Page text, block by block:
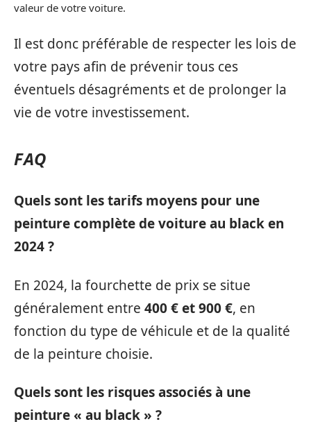
valeur de votre voiture.
Il est donc préférable de respecter les lois de
votre pays afin de prévenir tous ces
éventuels désagréments et de prolonger la
vie de votre investissement.
FAQ
Quels sont les tarifs moyens pour une
peinture complète de voiture au black en
2024 ?
En 2024, la fourchette de prix se situe
généralement entre 400 € et 900 €, en
fonction du type de véhicule et de la qualité
de la peinture choisie.
Quels sont les risques associés à une
peinture « au black » ?